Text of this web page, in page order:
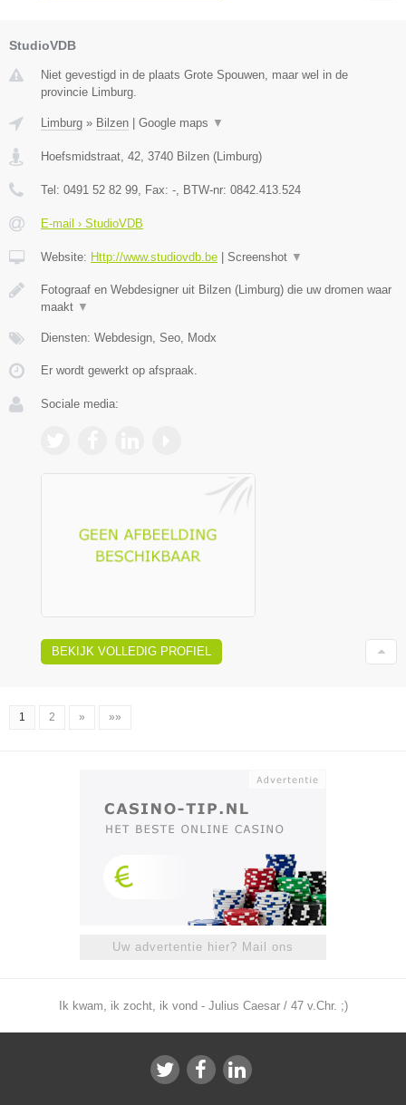
StudioVDB
Niet gevestigd in de plaats Grote Spouwen, maar wel in de
provincie Limburg.
Limburg » Bilzen Google maps ▼
Hoefsmidstraat, 42, 3740 Bilzen (Limburg)
Tel: 0491 52 82 99, Fax: -, BTW-nr: 0842.413.524
E-mail › StudioVDB
Website: Http://www.studiovdb.be Screenshot ▼
Fotograaf en Webdesigner uit Bilzen (Limburg) die uw dromen waar
maakt ▼
Diensten: Webdesign, Seo, Modx
Er wordt gewerkt op afspraak.
Sociale media:
BEKIJK VOLLEDIG PROFIEL
1 2 » »»
Uw advertentie hier? Mail ons
Ik kwam, ik zocht, ik vond - Julius Caesar / 47 v.Chr. ;)